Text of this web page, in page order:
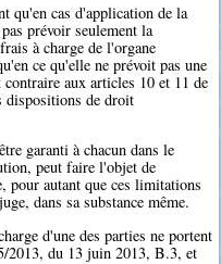
qu'en cas d'application de la
prévoir seulement la
à charge de l'organe
ce qu'elle ne prévoit pas une
aux articles 10 et 11 de
dispositions de droit
garanti à chacun dans le
peut faire l'objet de
pour autant que ces limitations
dans sa substance même.
d'une des parties ne portent
2013, du 13 juin 2013, B.3, et